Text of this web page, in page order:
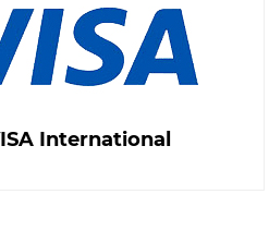
International